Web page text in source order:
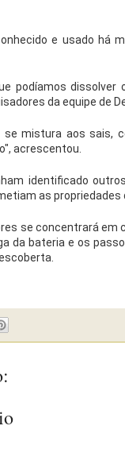
e usado há
podíamos
da equipe de
mistura aos sais,
acrescentou.
identificado
as propriedades
se concentrará
da bateria e os